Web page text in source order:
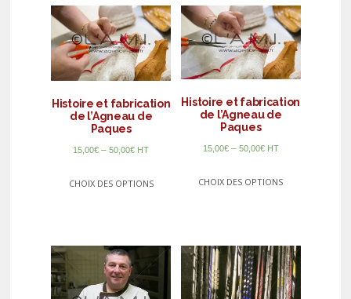
Histoire et fabrication
de l’Agneau de
Paques
15,00€ –50,00€ HT
CHOIX DES OPTIONS
Histoire et fabrication
de l’Agneau de
Paques
15,00€– 50,00€ HT
CHOIX DES OPTIONS